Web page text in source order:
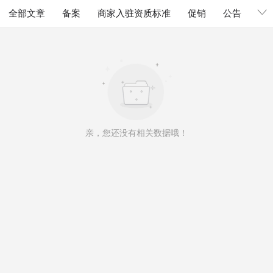
全部文章 备案 商家入驻资质标准 促销 公告 发
亲，您还没有相关数据哦！